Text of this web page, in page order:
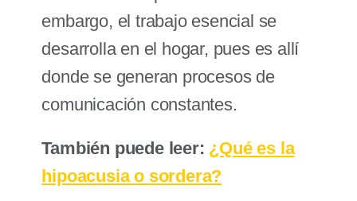
embargo, el trabajo esencial se
desarrolla en el hogar, pues es allí
donde se generan procesos de
comunicación constantes.
También puede leer: ¿Qué es la
hipoacusia o sordera?